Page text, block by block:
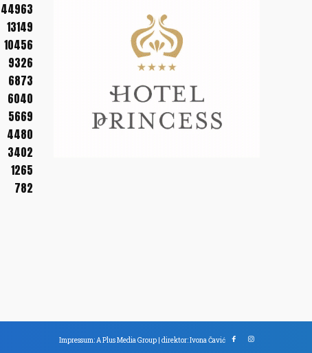
44963
13149
10456
9326
6873
6040
5669
4480
3402
1265
782
Impressum: A Plus Media Group | direktor: Ivona Čavić